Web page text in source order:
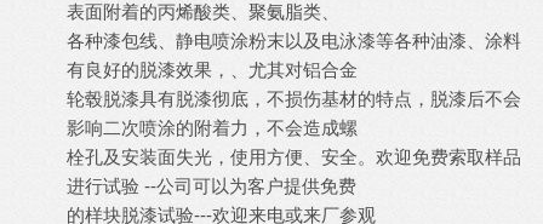
表面附着的丙烯酸类、聚氨脂类、
各种漆包线、静电喷涂粉末以及电泳漆等各种油漆、涂料
有良好的脱漆效果，、尤其对铝合金
轮毂脱漆具有脱漆彻底，不损伤基材的特点，脱漆后不会
影响二次喷涂的附着力，不会造成螺
栓孔及安装面失光，使用方便、安全。欢迎免费索取样品
进行试验 --公司可以为客户提供免费
的样块脱漆试验---欢迎来电或来厂参观